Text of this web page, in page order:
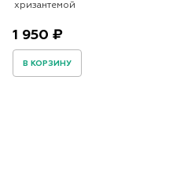
хризантемой
1 950 ₽
В КОРЗИНУ